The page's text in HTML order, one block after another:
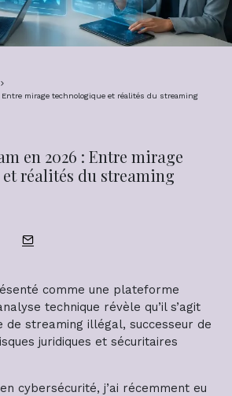
mirage technologique et réalités du streaming
en 2026 : Entre mirage
réalités du streaming
comme une plateforme
technique révèle qu’il s’agit
de streaming illégal, successeur de
juridiques et sécuritaires
cybersécurité, j’ai récemment eu